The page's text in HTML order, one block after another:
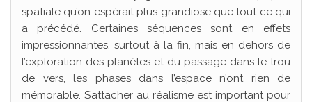
spatiale qu’on espérait plus grandiose que tout ce qui
a précédé. Certaines séquences sont en effets
impressionnantes, surtout à la fin, mais en dehors de
l’exploration des planètes et du passage dans le trou
de vers, les phases dans l’espace n’ont rien de
mémorable. S’attacher au réalisme est important pour